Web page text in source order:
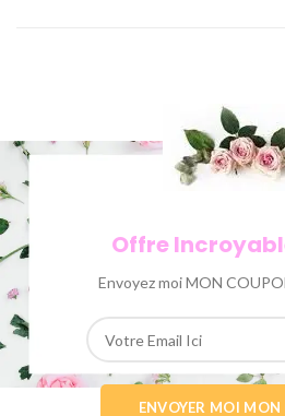
Offre
Envoyez moi MON